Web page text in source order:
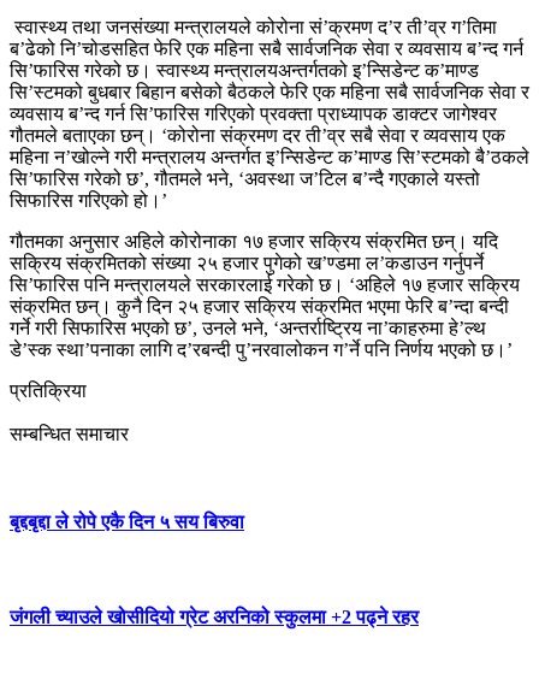
स्वास्थ्य तथा जनसंख्या मन्त्रालयले कोरोना सं’क्रमण द’र ती’व्र ग’तिमा
ब’ढेको नि’चोडसहित फेरि एक महिना सबै सार्वजनिक सेवा र व्यवसाय ब’न्द गर्न
सि’फारिस गरेको छ। स्वास्थ्य मन्त्रालयअन्तर्गतको इ’न्सिडेन्ट क’माण्ड
सि’स्टमको बुधबार बिहान बसेको बैठकले फेरि एक महिना सबै सार्वजनिक सेवा र
व्यवसाय ब’न्द गर्न सि’फारिस गरिएको प्रवक्ता प्राध्यापक डाक्टर जागेश्‍वर
गौतमले बताएका छन्। ‘कोरोना संक्रमण दर ती’व्र सबै सेवा र व्यवसाय एक
महिना न’खोल्ने गरी मन्त्रालय अन्तर्गत इ’न्सिडेन्ट क’माण्ड सि’स्टमको बै’ठकले
सि’फारिस गरेको छ’, गौतमले भने, ‘अवस्था ज’टिल ब’न्दै गएकाले यस्तो
सिफारिस गरिएको हो।’
गौतमका अनुसार अहिले कोरोनाका १७ हजार सक्रिय संक्रमित छन्। यदि
सक्रिय संक्रमितको संख्या २५ हजार पुगेको ख’ण्डमा ल’कडाउन गर्नुपर्ने
सि’फारिस पनि मन्त्रालयले सरकारलाई गरेको छ। ‘अहिले १७ हजार सक्रिय
संक्रमित छन्। कुनै दिन २५ हजार सक्रिय संक्रमित भएमा फेरि ब’न्दा बन्दी
गर्ने गरी सिफारिस भएको छ’, उनले भने, ‘अन्तर्राष्ट्रिय ना’काहरुमा हे’ल्थ
डे’स्क स्था’पनाका लागि द’रबन्दी पु’नरवालोकन ग’र्ने पनि निर्णय भएको छ।’
प्रतिक्रिया
सम्बन्धित समाचार
बृद्दबृद्दा ले रोपे एकै दिन ५ सय बिरुवा
जंगली च्याउले खोसीदियो ग्रेट अरनिको स्कुलमा +2 पढ्ने रहर